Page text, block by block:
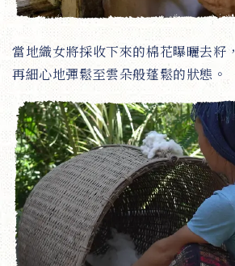
當地織女將採收下來的棉花曝曬去籽，
再細心地彈鬆至雲朵般蓬鬆的狀態。